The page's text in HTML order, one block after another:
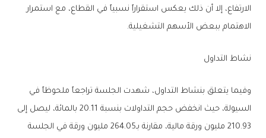
الارتفاع، إلا أن ذلك يعكس استقراراً نسبياً في القطاع، مع استمرار
الاهتمام ببعض الأسهم التشغيلية.
نشاط التداول
وفيما يتعلق بنشاط التداول، شهدت الجلسة تراجعاً ملحوظاً في
السيولة، حيث انخفض حجم التداولات بنسبة 20.11 بالمائة، ليصل إلى
210.93 مليون ورقة مالية، مقارنة بـ264.05 مليون ورقة في الجلسة